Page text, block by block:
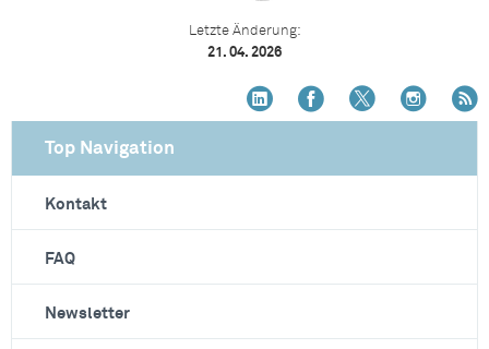
Letzte Änderung:
21. 04. 2026
Top Navigation
Kontakt
FAQ
Newsletter